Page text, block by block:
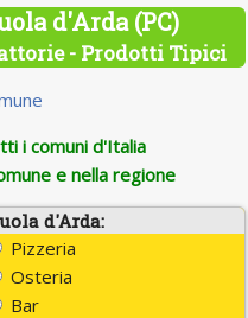
d'Arda (PC)
- Prodotti Tipici
i comuni d'Italia
e nella regione
d'Arda:
Pizzeria
Osteria
Bar